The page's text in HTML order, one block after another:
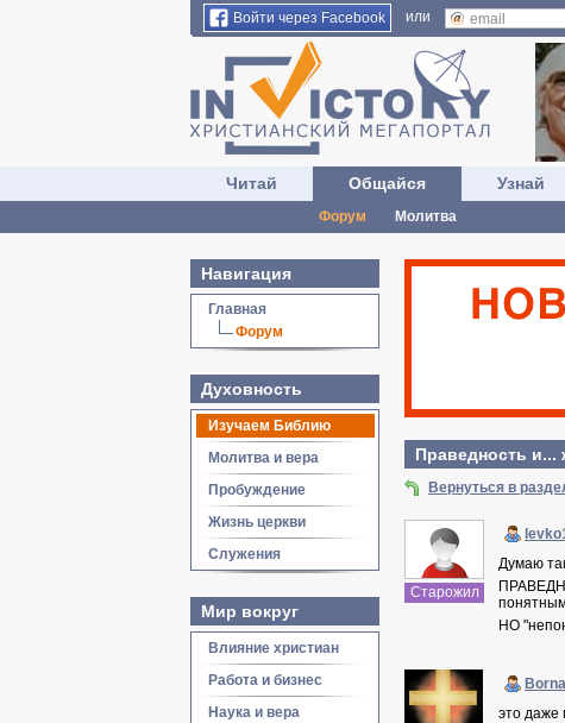
Войти через Facebook или
Читай Общайся
Форум Молитва
Узнай
Навигация
Главная
Форум
Духовность
Изучаем Библию
Молитва и вера
Пробуждение
Жизнь церкви
Служения
Мир вокруг
Влияние христиан
Работа и бизнес
Наука и вера
Праведность и...
Вернуться в
Старожил
Думаю
НО
это даже